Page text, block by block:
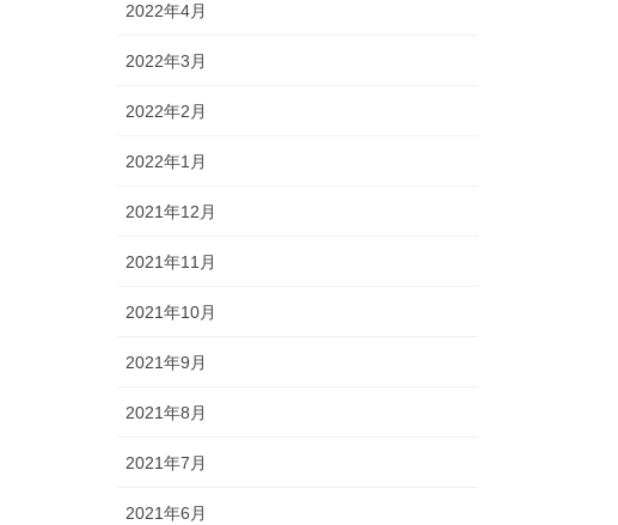
2022年4月
2022年3月
2022年2月
2022年1月
2021年12月
2021年11月
2021年10月
2021年9月
2021年8月
2021年7月
2021年6月